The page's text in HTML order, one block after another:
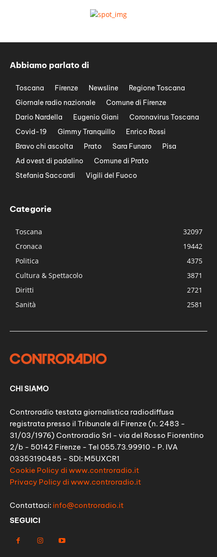
Abbiamo parlato di
Toscana Firenze Newsline
Regione Toscana
Giornale radio nazionale
Comune di Firenze
Dario Nardella
Eugenio Giani
Coronavirus Toscana
Covid-19
Gimmy Tranquillo
Enrico Rossi
Bravo chi ascolta
Prato Sara Funaro
Pisa
Ad ovest di padalino
Comune di Prato
Stefania Saccardi
Vigili del Fuoco
Categorie
Toscana
32097
Cronaca
19442
Politica
4375
Cultura & Spettacolo
3871
Diritti
2721
Sanità
2581
CHI SIAMO
Controradio testata giornalistica radiodiffusa
registrata presso il Tribunale di Firenze (n. 2483 -
31/03/1976) Controradio Srl - via del Rosso Fiorentino
2/b - 50142 Firenze - Tel 055.73.99910 - P. IVA
03353190485 - SDI: M5UXCR1
Cookie Policy di www.controradio.it
Privacy Policy di www.controradio.it
Contattaci: info@controradio.it
SEGUICI